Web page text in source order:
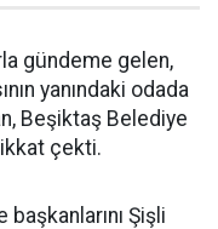
gündeme gelen,
yanındaki odada
Beşiktaş Belediye
çekti.
Şişli